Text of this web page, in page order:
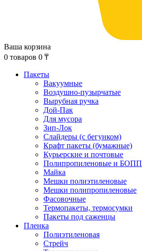
Ваша корзина
0 товаров 0 ₸
Пакеты
Вакуумные
Воздушно-пузырчатые
Вырубная ручка
Дой-Пак
Для мусора
Зип-Лок
Слайдеры (с бегунком)
Крафт пакеты (бумажные)
Курьерские и почтовые
Полипропиленовые и БОПП
Майка
Мешки полиэтиленовые
Мешки полипропиленовые
Фасовочные
Термопакеты, термосумки
Пакеты под саженцы
Пленка
Полиэтиленовая
Стрейч